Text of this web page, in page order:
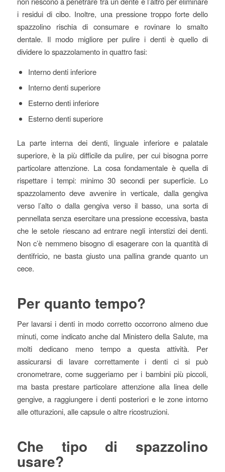
i residui di cibo. Inoltre, una pressione troppo forte dello
spazzolino rischia di consumare e rovinare lo smalto
dentale. Il modo migliore per pulire i denti è quello di
dividere lo spazzolamento in quattro fasi:
Interno denti inferiore
Interno denti superiore
Esterno denti inferiore
Esterno denti superiore
La parte interna dei denti, linguale inferiore e palatale
superiore, è la più difficile da pulire, per cui bisogna porre
particolare attenzione. La cosa fondamentale è quella di
rispettare i tempi: minimo 30 secondi per superficie. Lo
spazzolamento deve avvenire in verticale, dalla gengiva
verso l’alto o dalla gengiva verso il basso, una sorta di
pennellata senza esercitare una pressione eccessiva, basta
che le setole riescano ad entrare negli interstizi dei denti.
Non c’è nemmeno bisogno di esagerare con la quantità di
dentifricio, ne basta giusto una pallina grande quanto un
cece.
Per quanto tempo?
Per lavarsi i denti in modo corretto occorrono almeno due
minuti, come indicato anche dal Ministero della Salute, ma
molti dedicano meno tempo a questa attività. Per
assicurarsi di lavare correttamente i denti ci si può
cronometrare, come suggeriamo per i bambini più piccoli,
ma basta prestare particolare attenzione alla linea delle
gengive, a raggiungere i denti posteriori e le zone intorno
alle otturazioni, alle capsule o altre ricostruzioni.
Che tipo di spazzolino
usare?